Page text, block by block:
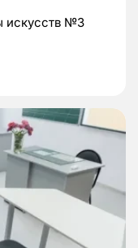
искусств №3